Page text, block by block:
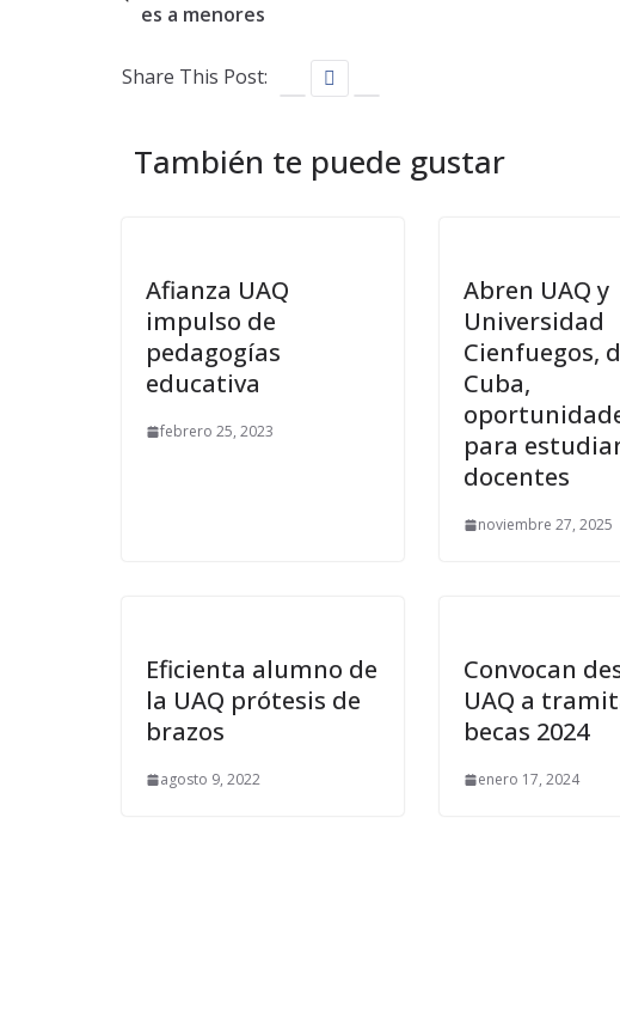
es a menores
Share This Post:
También te puede gustar
Afianza UAQ
impulso de
pedagogías
educativa
febrero 25, 2023
Abren UAQ y
Universidad
Cienfuegos,
Cuba,
para
docentes
noviembre 27, 2025
Eficienta alumno de
la UAQ prótesis de
brazos
agosto 9, 2022
Convocan
UAQ a
becas 2024
enero 17, 2024